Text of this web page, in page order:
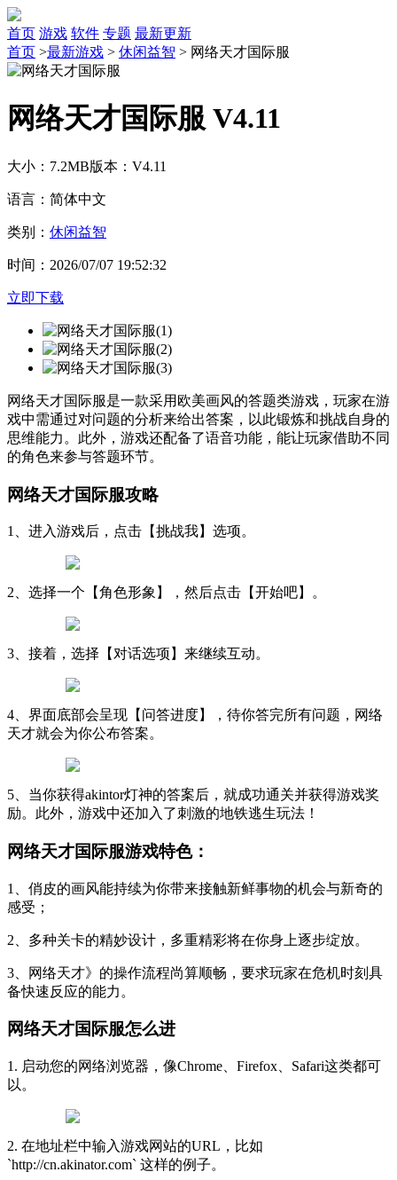
首页 游戏 软件 专题 最新更新
首页 >最新游戏 > 休闲益智 > 网络天才国际服
网络天才国际服 V4.11
大小：7.2MB版本：V4.11
语言：简体中文
类别： 休闲益智
时间：2026/07/07 19:52:32
立即下载
网络天才国际服是一款采用欧美画风的答题类游戏，玩家在游
戏中需通过对问题的分析来给出答案，以此锻炼和挑战自身的
思维能力。此外，游戏还配备了语音功能，能让玩家借助不同
的角色来参与答题环节。
网络天才国际服攻略
1、进入游戏后，点击【挑战我】选项。
2、选择一个【角色形象】，然后点击【开始吧】。
3、接着，选择【对话选项】来继续互动。
4、界面底部会呈现【问答进度】，待你答完所有问题，网络
天才就会为你公布答案。
5、当你获得akintor灯神的答案后，就成功通关并获得游戏奖
励。此外，游戏中还加入了刺激的地铁逃生玩法！
网络天才国际服游戏特色：
1、俏皮的画风能持续为你带来接触新鲜事物的机会与新奇的
感受；
2、多种关卡的精妙设计，多重精彩将在你身上逐步绽放。
3、网络天才》的操作流程尚算顺畅，要求玩家在危机时刻具
备快速反应的能力。
网络天才国际服怎么进
1. 启动您的网络浏览器，像Chrome、Firefox、Safari这类都可
以。
2. 在地址栏中输入游戏网站的URL，比如
`http://cn.akinator.com` 这样的例子。